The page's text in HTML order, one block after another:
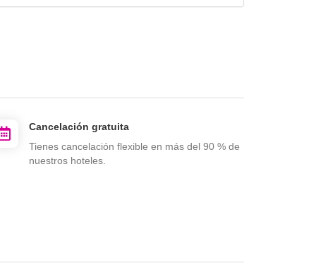
Cancelación gratuita
Tienes cancelación flexible en más del 90 % de
nuestros hoteles.